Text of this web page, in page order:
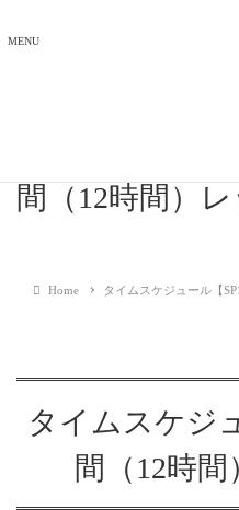
間（12時間）レ
Home タイムスケジュール【
タイムスケジ
間（12時間
MENU